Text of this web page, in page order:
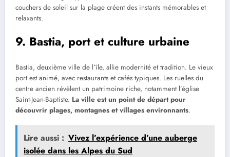
couchers de soleil sur la plage créent des instants mémorables et
relaxants.
9. Bastia, port et culture urbaine
Bastia, deuxième ville de l’île, allie modernité et tradition. Le vieux
port est animé, avec restaurants et cafés typiques. Les ruelles du
centre ancien révèlent un patrimoine riche, notamment l’église
Saint-Jean-Baptiste. La ville est un point de départ pour
découvrir plages, montagnes et villages environnants.
Lire aussi : Vivez l’expérience d’une auberge
isolée dans les Alpes du Sud